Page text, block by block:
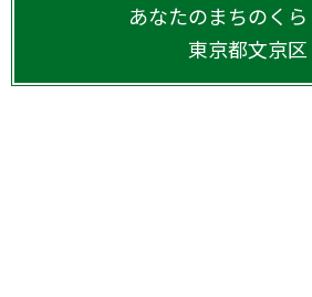
あなたのまちのく
東京都文京区